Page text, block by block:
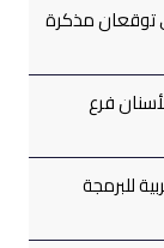
توقعان مذكرة
فرع
للبرمجة